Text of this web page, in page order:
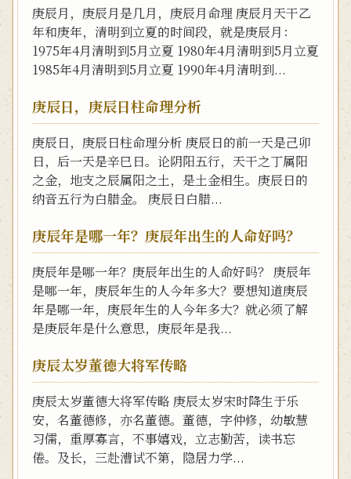
庚辰月，庚辰月是几月，庚辰月命理 庚辰月天干乙
年和庚年，清明到立夏的时间段，就是庚辰月：
1975年4月清明到5月立夏 1980年4月清明到5月立夏
1985年4月清明到5月立夏 1990年4月清明到...
庚辰日，庚辰日柱命理分析
庚辰日，庚辰日柱命理分析 庚辰日的前一天是己卯
日，后一天是辛巳日。论阴阳五行，天干之丁属阳
之金，地支之辰属阳之土，是土金相生。庚辰日的
纳音五行为白腊金。 庚辰日白腊...
庚辰年是哪一年？庚辰年出生的人命好吗？
庚辰年是哪一年？庚辰年出生的人命好吗？ 庚辰年
是哪一年，庚辰年生的人今年多大？要想知道庚辰
年是哪一年，庚辰年生的人今年多大？就必须了解
是庚辰年是什么意思，庚辰年是我...
庚辰太岁董德大将军传略
庚辰太岁董德大将军传略 庚辰太岁宋时降生于乐
安，名董德修，亦名董德。董德，字仲修，幼敏慧
习儒，重厚寡言，不事嬉戏，立志勤苦，读书忘
倦。及长，三赴漕试不第，隐居力学...